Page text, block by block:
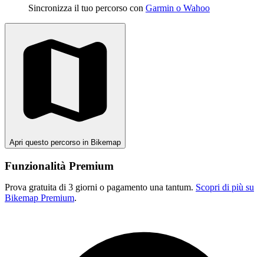
Sincronizza il tuo percorso con Garmin o Wahoo
Apri questo percorso in Bikemap
Funzionalità Premium
Prova gratuita di 3 giorni o pagamento una tantum. Scopri di più su
Bikemap Premium.